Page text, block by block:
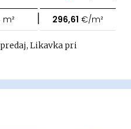
m² | 296,61 €/m²
Likavka pri